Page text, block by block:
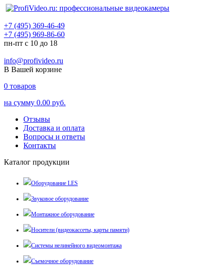
+7 (495) 369-46-49
+7 (495) 969-86-60
пн-пт с 10 до 18
info@profivideo.ru
В Вашей корзине
0 товаров
на сумму 0.00 руб.
Отзывы
Доставка и оплата
Вопросы и ответы
Контакты
Каталог продукции
Оборудование LES
Звуковое оборудование
Монтажное оборудование
Носители (видеокассеты, карты памяти)
Системы нелинейного видеомонтажа
Съемочное оборудование